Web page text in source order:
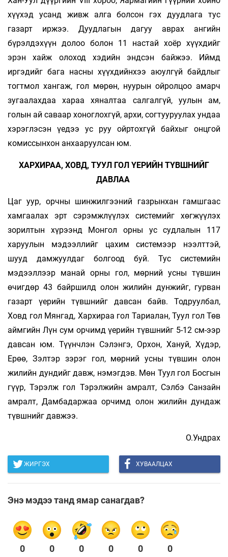
хүүхэд усанд живж алга болсон гэх дуудлага тус
газарт иржээ. Дуудлагын дагуу аврах ангийн
бүрэлдэхүүн долоо болон 11 настай хоёр хүүхдийг
эрэн хайж олоход хэдийн эндсэн байжээ. Иймд
иргэдийг бага насны хүүхдийнхээ аюулгүй байдлыг
тогтмол хангаж, гол мөрөн, нуурын ойролцоо амарч
зугаалахдаа хараа хяналтаа салгалгүй, уулын ам,
голын ай саваар хоноглохгүй, архи, согтууруулах ундаа
хэрэглэсэн үедээ ус руу ойртохгүй байхыг онцгой
комиссынхон анхааруулсан юм.
ХАРХИРАА, ХОВД, ТУУЛ ГОЛ ҮЕРИЙН ТҮВШНИЙГ
ДАВЛАА
Цаг уур, орчны шинжилгээний газрынхан гамшгаас
хамгаалах эрт сэрэмжлүүлэх сис­темийг хөгжүүлэх
зорилтын хүрээнд Монгол орны ус судлалын 117
харуулын мэдээллийг цахим системээр нээлттэй,
шууд дамжуулдаг болгоод буй. Тус системийн
мэдээллээр манай орны гол, мөрний усны түвшин
өчигдөр 43 байршилд олон жилийн дунжийг, гурван
газарт үерийн түвшнийг давсан байв. Тодруулбал,
Ховд гол Мянгад, Хархираа гол Тариалан, Туул гол Төв
аймгийн Лүн сум орчимд үерийн түвш­нийг 5-12 см-ээр
давсан юм. Түүнчлэн Сэлэнгэ, Орхон, Хануй, Хүдэр,
Ерөө, Зэлтэр зэрэг гол, мөрний усны түвшин олон
жилийн дундийг давж, нэмэгдэв. Мөн Туул гол Босгын
гүүр, Тэрэлж гол Тэрэлжийн амралт, Сэлбэ Санзайн
амралт, Дамбадаржаа орчимд олон жилийн дундаж
түвшнийг давжээ.
О.Ундрах
ЖИРГЭХ ХУВААЛЦАХ
Энэ мэдээ танд ямар санагдав?
0 0 0 0 0 0